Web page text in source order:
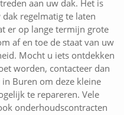
aan uw dak. Het is
regelmatig te laten
er op lange termijn grote
af en toe de staat van uw
Mocht u iets ontdekken
worden, contacteer dan
Buren om deze kleine
te repareren. Vele
onderhoudscontracten